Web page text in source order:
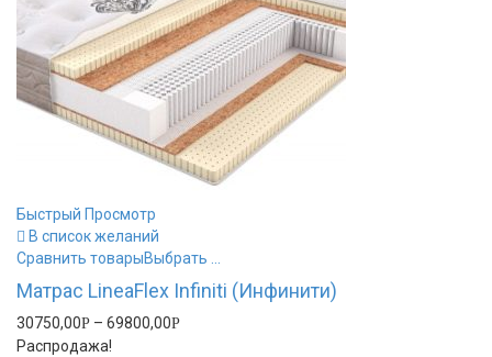
Быстрый Просмотр
В список желаний
Сравнить товарыВыбрать ...
Матрас LineaFlex Infiniti (Инфинити)
30750,00Р – 69800,00Р
Распродажа!